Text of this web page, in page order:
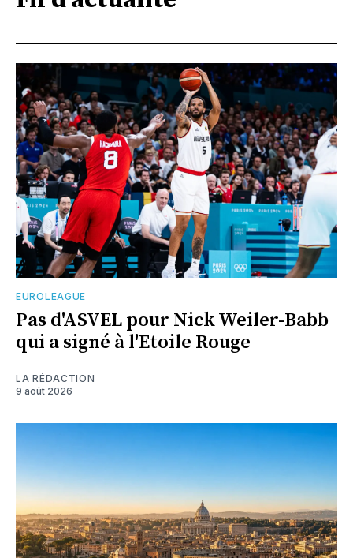
EUROLEAGUE
Pas d'ASVEL pour Nick Weiler-Babb
qui a signé à l'Etoile Rouge
LA RÉDACTION
9 août 2026